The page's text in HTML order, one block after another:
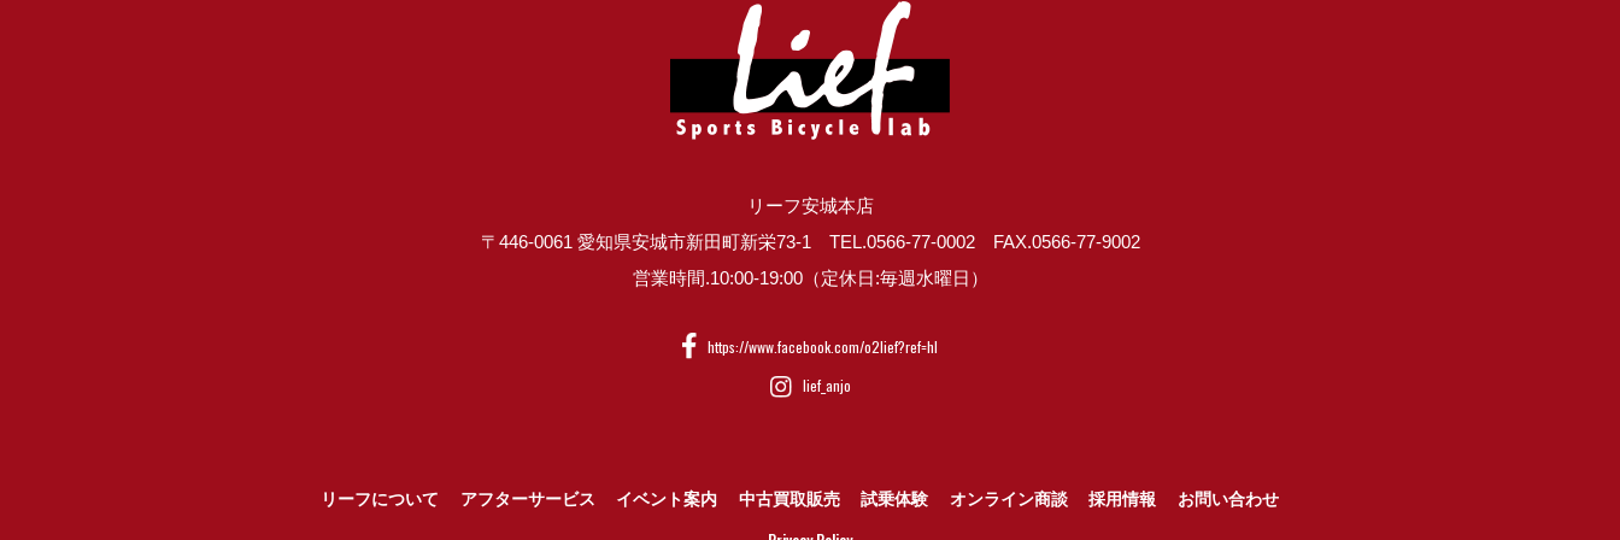
リーフ安城本店
〒446-0061 愛知県安城市新田町新栄73-1 TEL.0566-77-0002 FAX.0566-77-9002
営業時間.10:00-19:00（定休日:毎週水曜日）
https://www.facebook.com/o2lief?ref=hl
lief_anjo
リーフについて アフターサービス イベント案内 中古買取販売 試乗体験 オンライン商談 採用情報 お問い合わせ